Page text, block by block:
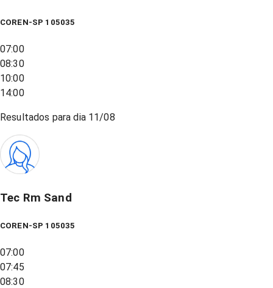
COREN-SP 105035
07:00
08:30
10:00
14:00
Resultados para dia 11/08
Tec Rm Sand
COREN-SP 105035
07:00
07:45
08:30